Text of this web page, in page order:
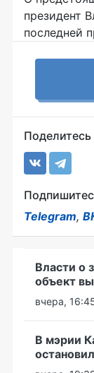
президент
последней
Telegram,
Власти о
объект
вчера,
В мэрии